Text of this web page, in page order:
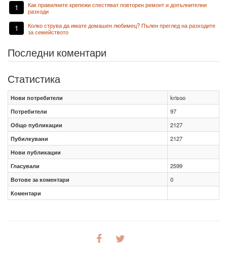
1
Как правилните крепежи спестяват повторен ремонт и допълнителни
разходи
1
Колко струва да имате домашен любимец? Пълен преглед на разходите
за семейството
Последни коментари
Статистика
Нови потребители
krisoo
Потребители
97
Общо публикации
2127
Пубилкувани
2127
Нови публикации
Гласували
2599
Вотове за коментари
0
Коментари